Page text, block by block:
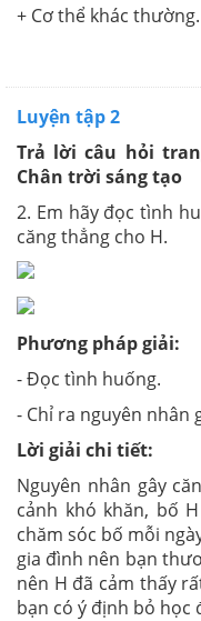
+ Cơ thể khác thường.
Luyện tập 2
Trả lời câu hỏi
Chân trời sáng tạo
2. Em hãy đọc tình
căng thẳng cho H.
Phương pháp giải:
- Đọc tình huống.
- Chỉ ra nguyên nhân
Lời giải chi tiết:
Nguyên nhân gây
cảnh khó khăn, bố
chăm sóc bố mỗi
gia đình nên bạn
nên H đã cảm thấy
bạn có ý định bỏ học